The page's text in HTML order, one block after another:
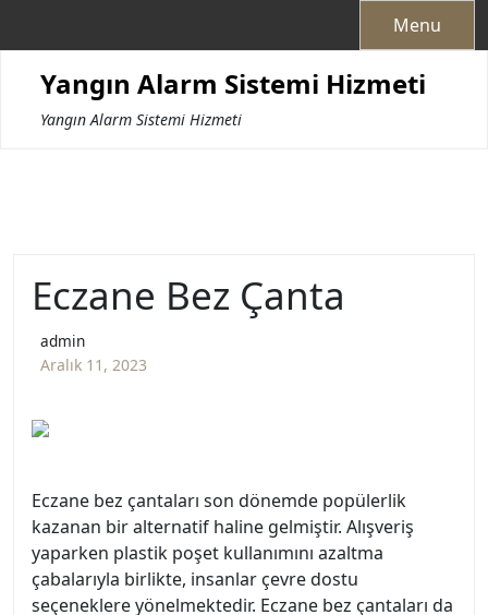
Menu
Yangın Alarm Sistemi Hizmeti
Yangın Alarm Sistemi Hizmeti
Eczane Bez Çanta
admin
Aralık 11, 2023
Eczane bez çantaları son dönemde popülerlik
kazanan bir alternatif haline gelmiştir. Alışveriş
yaparken plastik poşet kullanımını azaltma
çabalarıyla birlikte, insanlar çevre dostu
seçeneklere yönelmektedir. Eczane bez çantaları da